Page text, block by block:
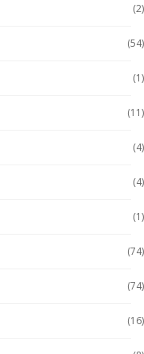
(2)
(54)
(1)
(11)
(4)
(4)
(1)
(74)
(74)
(16)